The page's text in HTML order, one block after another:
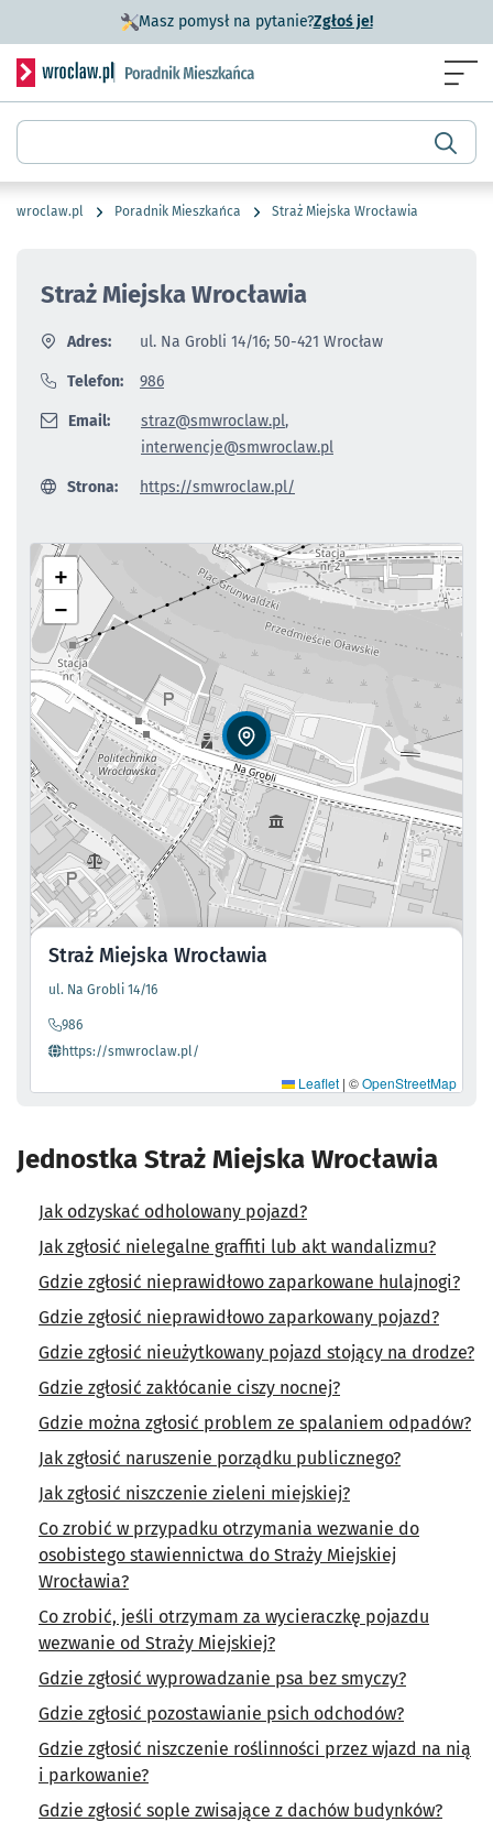
Masz pomysł na pytanie?Zgłoś je!- otworzy się w
Serwis informacyjny wroclaw.pl podserwis: Poradnik
Wyszukiwarka
wroclaw.pl Poradnik Mieszkańca Straż Miejska Wrocławia
Straż Miejska Wrocławia
Adres: ul. Na Grobli 14/16; 50-421 Wrocław
Telefon: 986
Email: straz@smwroclaw.pl,
interwencje@smwroclaw.pl
Strona: https://smwroclaw.pl/
+
−
Leaflet | ©OpenStreetMap
Straż Miejska Wrocławia
ul. Na Grobli 14/16- otworzy się w nowej karcie
986
https://smwroclaw.pl/
Jednostka Straż Miejska Wrocławia
Jak odzyskać odholowany pojazd?
Jak zgłosić nielegalne graffiti lub akt wandalizmu?
Gdzie zgłosić nieprawidłowo zaparkowane hulajnogi?
Gdzie zgłosić nieprawidłowo zaparkowany pojazd?
Gdzie zgłosić nieużytkowany pojazd stojący na drodze?
Gdzie zgłosić zakłócanie ciszy nocnej?
Gdzie można zgłosić problem ze spalaniem odpadów?
Jak zgłosić naruszenie porządku publicznego?
Jak zgłosić niszczenie zieleni miejskiej?
Co zrobić w przypadku otrzymania wezwanie do
osobistego stawiennictwa do Straży Miejskiej
Wrocławia?
Co zrobić, jeśli otrzymam za wycieraczkę pojazdu
wezwanie od Straży Miejskiej?
Gdzie zgłosić wyprowadzanie psa bez smyczy?
Gdzie zgłosić pozostawianie psich odchodów?
Gdzie zgłosić niszczenie roślinności przez wjazd na nią
i parkowanie?
Gdzie zgłosić sople zwisające z dachów budynków?